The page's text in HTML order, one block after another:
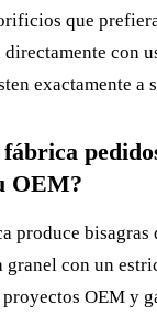
que
con
exactamente a
OEM?
produce
granel con un
OEM y